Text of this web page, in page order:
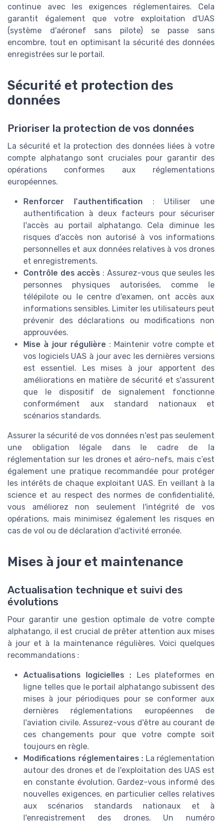
continue avec les exigences réglementaires. Cela
garantit également que votre exploitation d'UAS
(système d'aéronef sans pilote) se passe sans
encombre, tout en optimisant la sécurité des données
enregistrées sur le portail.
Sécurité et protection des
données
Prioriser la protection de vos données
La sécurité et la protection des données liées à votre
compte alphatango sont cruciales pour garantir des
opérations conformes aux réglementations
européennes.
Renforcer l'authentification : Utiliser une
authentification à deux facteurs pour sécuriser
l'accès au portail alphatango. Cela diminue les
risques d'accès non autorisé à vos informations
personnelles et aux données relatives à vos drones
et enregistrements.
Contrôle des accès : Assurez-vous que seules les
personnes physiques autorisées, comme le
télépilote ou le centre d'examen, ont accès aux
informations sensibles. Limiter les utilisateurs peut
prévenir des déclarations ou modifications non
approuvées.
Mise à jour régulière : Maintenir votre compte et
vos logiciels UAS à jour avec les dernières versions
est essentiel. Les mises à jour apportent des
améliorations en matière de sécurité et s'assurent
que le dispositif de signalement fonctionne
conformément aux standard nationaux et
scénarios standards.
Assurer la sécurité de vos données n'est pas seulement
une obligation légale dans le cadre de la
réglementation sur les drones et aéro-nefs, mais c’est
également une pratique recommandée pour protéger
les intérêts de chaque exploitant UAS. En veillant à la
science et au respect des normes de confidentialité,
vous améliorez non seulement l'intégrité de vos
opérations, mais minimisez également les risques en
cas de vol ou de déclaration d'activité erronée.
Mises à jour et maintenance
Actualisation technique et suivi des
évolutions
Pour garantir une gestion optimale de votre compte
alphatango, il est crucial de prêter attention aux mises
à jour et à la maintenance régulières. Voici quelques
recommandations :
Actualisations logicielles : Les plateformes en
ligne telles que le portail alphatango subissent des
mises à jour périodiques pour se conformer aux
dernières réglementations européennes de
l'aviation civile. Assurez-vous d'être au courant de
ces changements pour que votre compte soit
toujours en règle.
Modifications réglementaires : La réglementation
autour des drones et de l'exploitation des UAS est
en constante évolution. Gardez-vous informé des
nouvelles exigences, en particulier celles relatives
aux scénarios standards nationaux et à
l'enregistrement des drones. Un numéro